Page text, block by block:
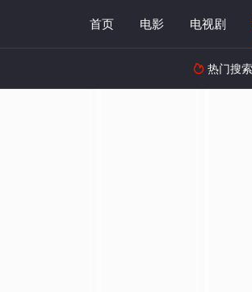
首页 电影 电视剧
 热门搜索